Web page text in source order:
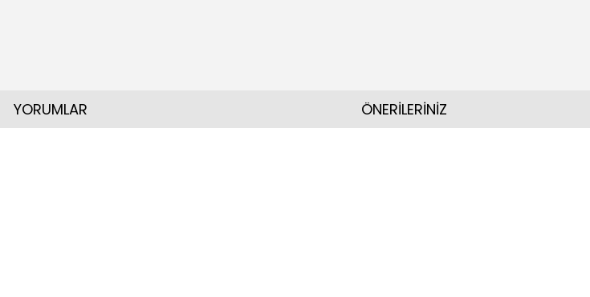
YORUMLAR ÖNERİLERİNİZ